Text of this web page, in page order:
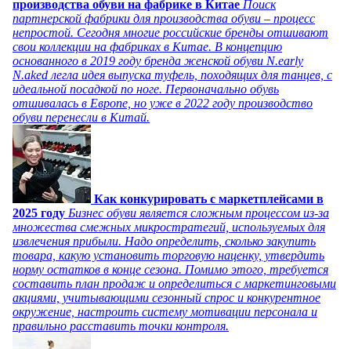
производства обуви на фабрике в Китае Поиск
партнерской фабрики для производства обуви – процесс
непростой. Сегодня многие российские бренды отшивают
свои коллекции на фабриках в Китае. В концепцию
основанного в 2019 году бренда женской обуви N.early
N.aked легла идея выпуска туфель, походящих для танцев, с
идеальной посадкой по ноге. Первоначально обувь
отшивалась в Европе, но уже в 2022 году производство
обуви перенесли в Китай.
Как конкурировать с маркетплейсами в
2025 году Бизнес обуви является сложным процессом из-за
множества смежных микростратегий, используемых для
извлечения прибыли. Надо определить, сколько закупить
товара, какую установить торговую наценку, утвердить
норму остатков в конце сезона. Помимо этого, требуется
составить план продаж и определиться с маркетинговыми
акциями, учитывающими сезонный спрос и конкурентное
окружение, настроить систему мотивации персонала и
правильно расставить точки контроля.